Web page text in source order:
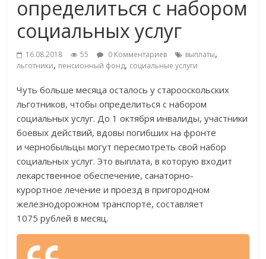
определиться с набором
социальных услуг
16.08.2018 55 0 Комментариев выплаты,
льготники, пенсионный фонд, социальные услуги
Чуть больше месяца осталось у старооскольских
льготников, чтобы определиться с набором
социальных услуг. До 1 октября инвалиды, участники
боевых действий, вдовы погибших на фронте
и чернобыльцы могут пересмотреть свой набор
социальных услуг. Это выплата, в которую входит
лекарственное обеспечение,санаторно-
курортное лечение и проезд в пригородном
железнодорожном транспорте, составляет
1075 рублей в месяц.